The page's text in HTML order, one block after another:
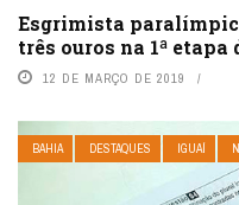
Esgrimista
três ouros na 1ª
12 DE MARÇO DE 2019
BAHIA DESTAQUES IGUAÍ